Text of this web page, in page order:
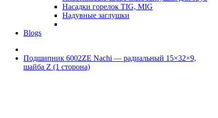
Насадки горелок TIG, MIG
Надувные заглушки
Blogs
Подшипник 6002ZE Nachi — радиальный 15×32×9,
шайба Z (1 сторона)